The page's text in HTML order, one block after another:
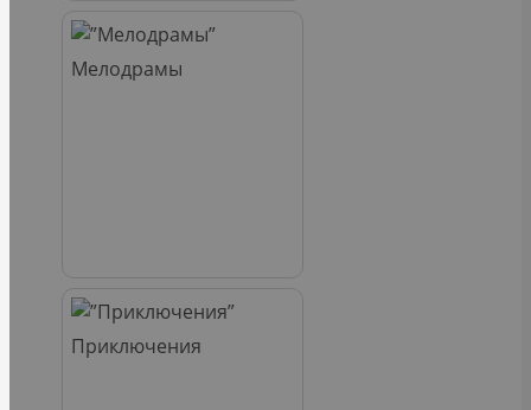
Мелодрамы
Приключения